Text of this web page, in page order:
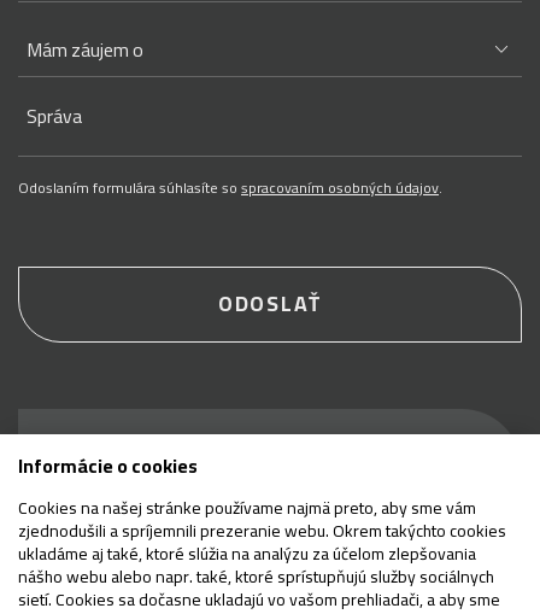
Správa
Odoslaním formulára súhlasíte sospracovaním osobných údajov.
ODOSLAŤ
Buďte prví, ktorí sa
dozvedia, čo je nové
Informácie o cookies
Cookies na našej stránke používame najmä preto, aby sme vám
zjednodušili a spríjemnili prezeranie webu. Okrem takýchto cookies
ukladáme aj také, ktoré slúžia na analýzu za účelom zlepšovania
nášho webu alebo napr. také, ktoré sprístupňujú služby sociálnych
sietí. Cookies sa dočasne ukladajú vo vašom prehliadači, a aby sme